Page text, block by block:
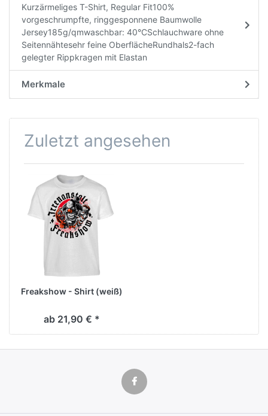
Kurzärmeliges T-Shirt, Regular Fit100%
vorgeschrumpfte, ringgesponnene Baumwolle
Jersey185g/qmwaschbar: 40°CSchlauchware ohne
Seitennähtesehr feine OberflächeRundhals2-fach
gelegter Rippkragen mit Elastan
Merkmale
Zuletzt angesehen
Freakshow - Shirt (weiß)
ab 21,90 € *